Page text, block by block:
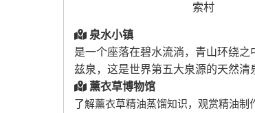
索村
泉水小镇
是一个座落在碧水流淌，青山环绕
兹泉，这是世界第五大泉源的天然
薰衣草博物馆
了解薰衣草精油蒸馏知识，观赏精油制